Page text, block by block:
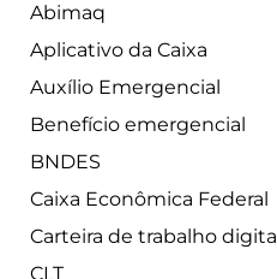
Abimaq
Aplicativo da Caixa
Auxílio Emergencial
Benefício emergencial
BNDES
Caixa Econômica Federal
Carteira de trabalho digital
CLT